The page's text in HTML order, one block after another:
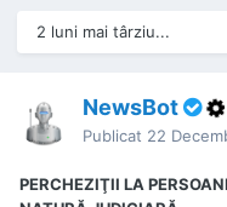
2 luni mai târziu...
NewsBot
Publicat 22
PERCHEZIŢII LA